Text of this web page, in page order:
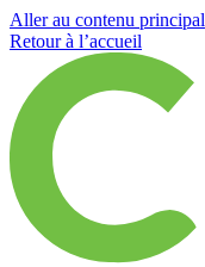
Aller au contenu principal
Retour à l’accueil